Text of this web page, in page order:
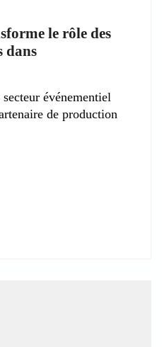
le rôle des
dans
événementiel
de production